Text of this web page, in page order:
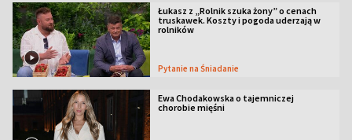
Łukasz z „Rolnik szuka żony” o cenach
truskawek. Koszty i pogoda uderzają w
rolników
Pytanie na Śniadanie
Ewa Chodakowska o tajemniczej
chorobie mięśni